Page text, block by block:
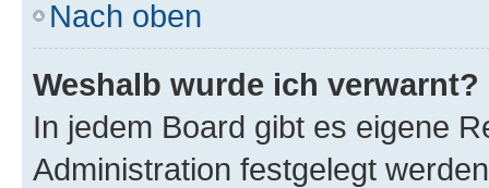
Nach oben
Weshalb wurde ich verwarnt?
In jedem Board gibt es eigene
Administration festgelegt